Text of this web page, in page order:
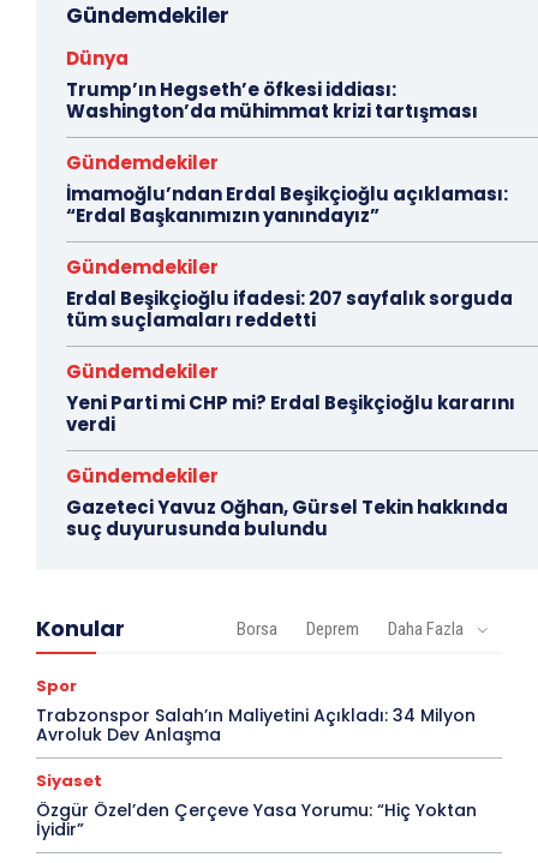
Gündemdekiler
Dünya
Trump’ın Hegseth’e öfkesi iddiası:
Washington’da mühimmat krizi tartışması
Gündemdekiler
İmamoğlu’ndan Erdal Beşikçioğlu açıklaması:
“Erdal Başkanımızın yanındayız”
Gündemdekiler
Erdal Beşikçioğlu ifadesi: 207 sayfalık sorguda
tüm suçlamaları reddetti
Gündemdekiler
Yeni Parti mi CHP mi? Erdal Beşikçioğlu kararını
verdi
Gündemdekiler
Gazeteci Yavuz Oğhan, Gürsel Tekin hakkında
suç duyurusunda bulundu
Konular Borsa Deprem Daha Fazla
Spor
Trabzonspor Salah’ın Maliyetini Açıkladı: 34 Milyon
Avroluk Dev Anlaşma
Siyaset
Özgür Özel’den Çerçeve Yasa Yorumu: “Hiç Yoktan
İyidir”